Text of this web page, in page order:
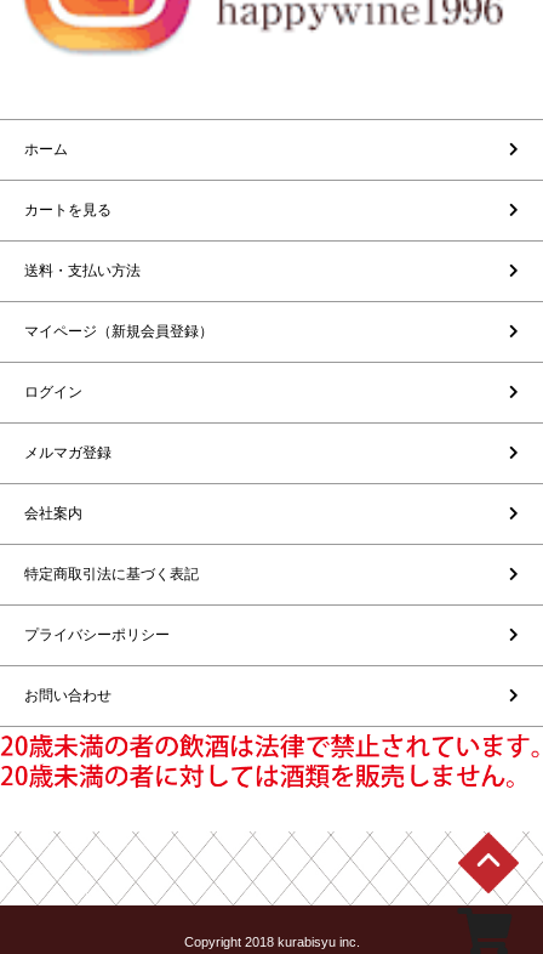
ホーム
カートを見る
送料・支払い方法
マイページ（新規会員登録）
ログイン
メルマガ登録
会社案内
特定商取引法に基づく表記
プライバシーポリシー
お問い合わせ
Copyright 2018 kurabisyu inc.